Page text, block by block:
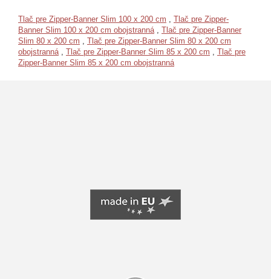
Tlač pre Zipper-Banner Slim 100 x 200 cm , Tlač pre Zipper-
Banner Slim 100 x 200 cm obojstranná , Tlač pre Zipper-Banner
Slim 80 x 200 cm , Tlač pre Zipper-Banner Slim 80 x 200 cm
obojstranná , Tlač pre Zipper-Banner Slim 85 x 200 cm , Tlač pre
Zipper-Banner Slim 85 x 200 cm obojstranná